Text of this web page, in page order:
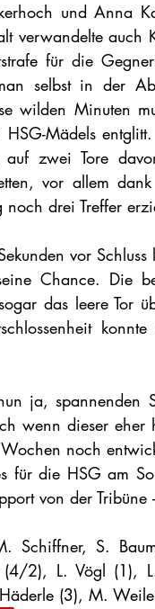
und Anna
verwandelte
für die
selbst in der
wilden Minuten
Mädels
auf zwei Tore
vor allem
noch drei Treffer
vor
Chance. Die
das leere Tor
ja, spannenden
wenn dieser eher
noch
für die HSG am
von der
Schiffner, S.
(4/2), L. Vögl (1),
(3), M.